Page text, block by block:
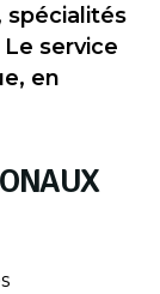
spécialités
service
en